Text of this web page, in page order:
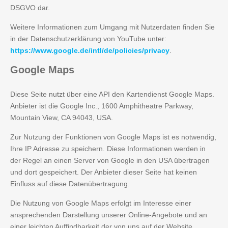
DSGVO dar.
Weitere Informationen zum Umgang mit Nutzerdaten finden Sie
in der Datenschutzerklärung von YouTube unter:
https://www.google.de/intl/de/policies/privacy
Google Maps
Diese Seite nutzt über eine API den Kartendienst Google Maps.
Anbieter ist die Google Inc., 1600 Amphitheatre Parkway,
Mountain View, CA 94043, USA.
Zur Nutzung der Funktionen von Google Maps ist es notwendig,
Ihre IP Adresse zu speichern. Diese Informationen werden in
der Regel an einen Server von Google in den USA übertragen
und dort gespeichert. Der Anbieter dieser Seite hat keinen
Einfluss auf diese Datenübertragung.
Die Nutzung von Google Maps erfolgt im Interesse einer
ansprechenden Darstellung unserer Online-Angebote und an